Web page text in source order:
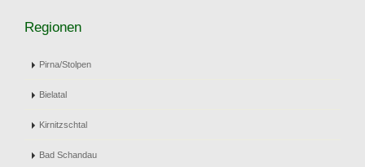
Regionen
Pirna/Stolpen
Bielatal
Kirnitzschtal
Bad Schandau